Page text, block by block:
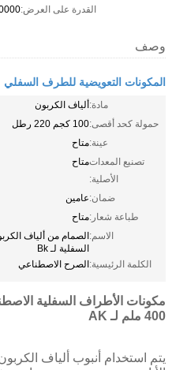
القدرة على العرض:1000000
وصف
المكونات التعويضية للطرف السفلي
مادة:ألياف الكربون
حمولة كحد أقصى:100 كجم 220 رطل
عينة:متاح
تصنيع المعدات
الأصلية:
متاح
ضمان:عامين
طباعة شعار:متاح
الاسم:
السفلية لـ Bk
الكلمة الرئيسية:الصرح الاصطناعي
مكونات الأطراف السفلية
400 ملم لـ AK